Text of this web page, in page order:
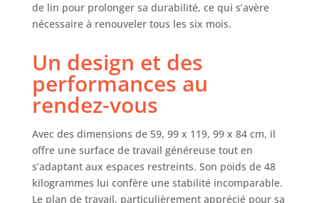
de lin pour prolonger sa durabilité, ce qui s’avère
nécessaire à renouveler tous les six mois.
Un design et des
performances au
rendez-vous
Avec des dimensions de 59, 99 x 119, 99 x 84 cm, il
offre une surface de travail généreuse tout en
s’adaptant aux espaces restreints. Son poids de 48
kilogrammes lui confère une stabilité incomparable.
Le plan de travail, particulièrement apprécié pour sa